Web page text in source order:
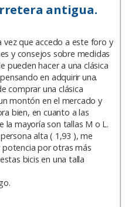
antigua.
vez que accedo a este foro y
y consejos sobre medidas
pueden hacer a una clásica
en adquirir una.
comprar una clásica
montón en el mercado y
bien, en cuanto a las
la mayoría son tallas M o L.
alta ( 1,93 ), me
por otras más
bicis en una talla